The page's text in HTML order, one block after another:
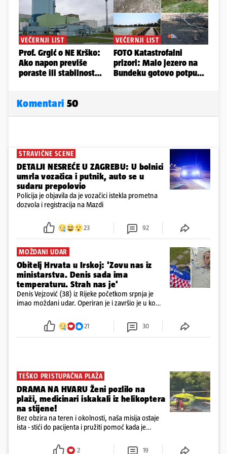
Komentari 50
STRAVIČNE SCENE
DETALJI NESREĆE U ZAGREBU: U bolnici
umrla vozačica i putnik, auto se u
sudaru prepolovio
Policija je objavila da je vozačici istekla prometna
dozvola i registracija na Mazdi
23 92
MOŽDANI UDAR
Obitelj Hrvata u Irskoj: 'Zovu nas iz
ministarstva. Denis sada ima
temperaturu. Strah nas je'
Denis Vejzović (38) iz Rijeke početkom srpnja je
imao moždani udar. Operiran je i završio je u komi.
tamošnji liječnici ne vjeruju u oporavak: 'Imamo
21 30
TEŠKO PRISTUPAČNA PLAŽA
DRAMA NA HVARU Ženi pozlilo na
plaži, medicinari iskakali iz helikoptera
na stijene!
Bez obzira na teren i okolnosti, naša misija ostaje
ista - stići do pacijenta i pružiti pomoć kada je
2 19